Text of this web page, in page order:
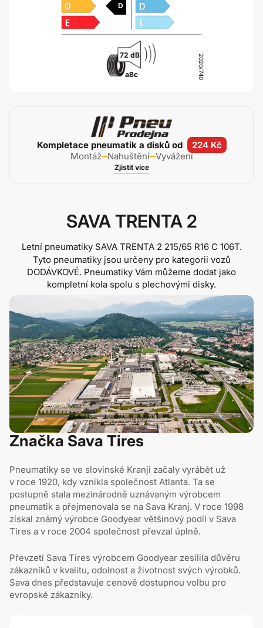
D
72 dB 2020/740
aBc
Kompletace pneumatik a disků od
224 Kč
Montáž Nahuštění Vyvážení
Zjistit více
SAVA TRENTA 2
Letní pneumatiky SAVA TRENTA 2 215/65 R16 C 106T.
Tyto pneumatiky jsou určeny pro kategorii vozů
DODÁVKOVÉ. Pneumatiky Vám můžeme dodat jako
kompletní kola spolu s plechovými disky.
Značka Sava Tires
Pneumatiky se ve slovinské Kranji začaly vyrábět už
v roce 1920, kdy vznikla společnost Atlanta. Ta se
postupně stala mezinárodně uznávaným výrobcem
pneumatik a přejmenovala se na Sava Kranj. V roce 1998
získal známý výrobce Goodyear většinový podíl v Sava
Tires a v roce 2004 společnost převzal úplně.
Převzetí Sava Tires výrobcem Goodyear zesílila důvěru
zákazníků v kvalitu, odolnost a životnost svých výrobků.
Sava dnes představuje cenově dostupnou volbu pro
evropské zákazníky.